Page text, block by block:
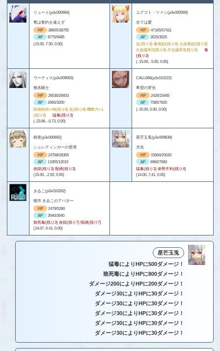
リュート(p3x000684)
竜は誓約を違えず
HP
38605/38755
AP
8775/9485
(15.00, 7.50, 0.00)
ユグゴト・ツァン(p3x000569)
全ては愛
HP
47165/57431
AP
3025/3025
反(残り8) 毒無効(残り8) 火炎無効(残り8)
出血緩和3(残り8) 不吉緩和3(残り8)
毒
(残り3)
(-15.00, -5.00, 0.00)
ウーティス(p3x009093)
無名騎士
HP
26030/26653
AP
2660/3200
防御技術+46(残り8) 反(残り8) 機動力+1
(残り8)
猛毒(残り3)
(-23.86, -0.73, 0.00)
CALL666(p3x010222)
希望の穿光
HP
2426/15445
AP
7585/7620
(-15.00, 0.00, 0.00)
樹里(p3x000692)
シュレティンガーの受理
HP
24768/28305
AP
11955/12015
炎獄(残り3) 呪縛(残り3)
(15.00, -2.50, 0.00)
星芒玉兎(p3x009838)
月光
HP
15064/20020
AP
6960/7060
猛毒(残り3) 体勢不利(残り4)
(14.00, 7.41, 0.00)
きゐこ(p3x010262)
猪市 きゐこのアバター
HP
2479/5280
AP
2640/2640
致死毒(残り3) 炎獄(残り7) 呪縛(残り7)
(14.07, 6.41, 0.00)
星芒玉兎
猛毒によりHPに500ダメージ！
致死毒によりHPに800ダメージ！
ダメージ200によりHPに200ダメージ！
ダメージ30によりHPに30ダメージ！
ダメージ30によりHPに30ダメージ！
ダメージ30によりHPに30ダメージ！
ダメージ30によりHPに30ダメージ！
ダメージ30によりHPに30ダメージ！